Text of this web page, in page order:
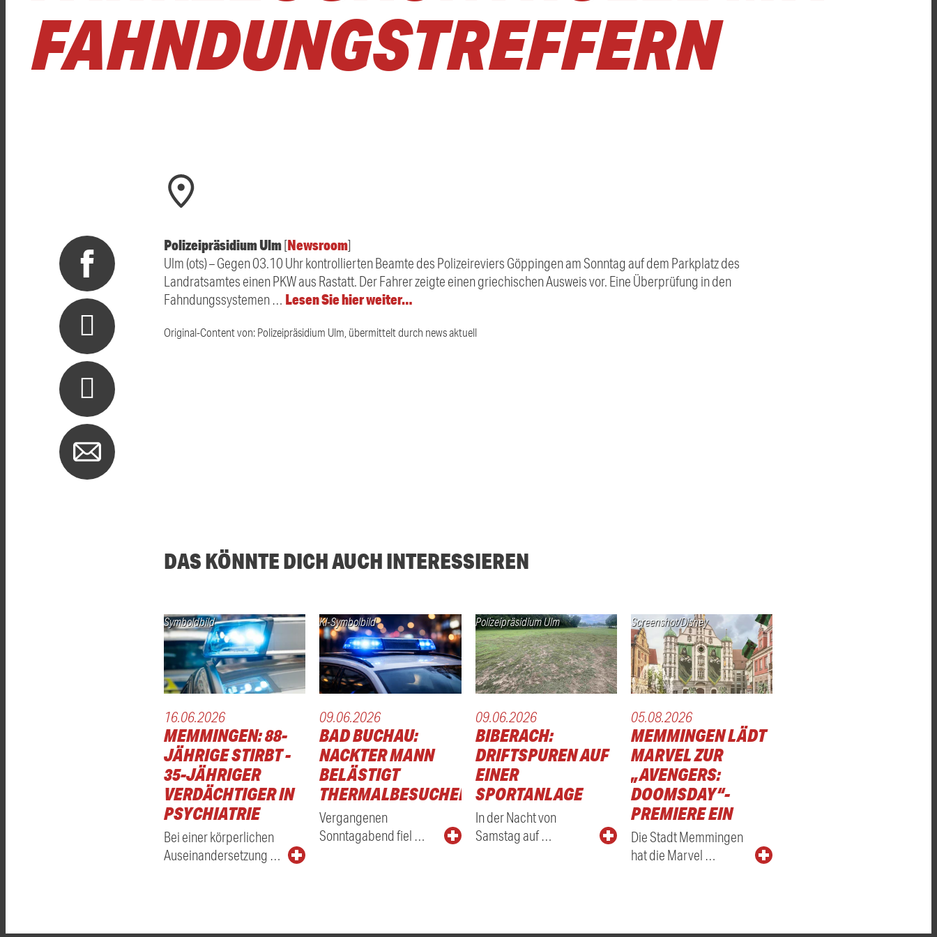
FAHNDUNGSTREFFERN
Polizeipräsidium Ulm[Newsroom]
Ulm (ots) – Gegen 03.10 Uhr kontrollierten Beamte des Polizeireviers Göppingen am Sonntag auf dem Parkplatz des
Landratsamtes einen PKW aus Rastatt. Der Fahrer zeigte einen griechischen Ausweis vor. Eine Überprüfung in den
Fahndungssystemen … Lesen Sie hier weiter…
Original-Content von: Polizeipräsidium Ulm, übermittelt durch news aktuell
DAS KÖNNTE DICH AUCH INTERESSIEREN
Symboldbild
16.06.2026
MEMMINGEN: 88-
JÄHRIGE STIRBT -
35-JÄHRIGER
VERDÄCHTIGER IN
PSYCHIATRIE
Bei einer körperlichen
Auseinandersetzung …
KI-Symbolbild
09.06.2026
BAD BUCHAU:
NACKTER MANN
BELÄSTIGT
THERMALBESUCHER
Vergangenen
Sonntagabend fiel …
Polizeipräsidium Ulm
09.06.2026
BIBERACH:
DRIFTSPUREN AUF
EINER
SPORTANLAGE
In der Nacht von
Samstag auf …
Screenshot/Disney
05.08.2026
MEMMINGEN LÄDT
MARVEL ZUR
„AVENGERS:
DOOMSDAY“-
PREMIERE EIN
Die Stadt Memmingen
hat die Marvel …